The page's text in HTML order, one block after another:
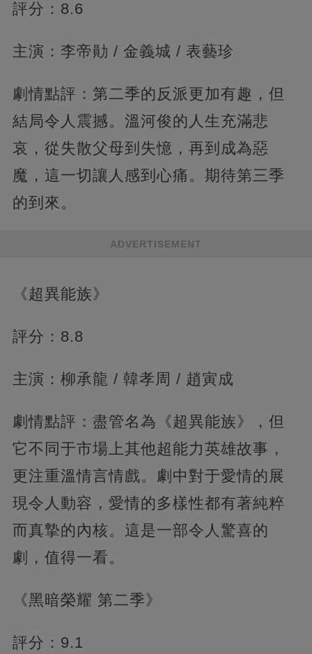
評分：8.6
主演：李帝勛 / 金義城 / 表藝珍
劇情點評：第二季的反派更加有趣，但
結局令人震撼。溫河俊的人生充滿悲
哀，從失散父母到失憶，再到成為惡
魔，這一切讓人感到心痛。期待第三季
的到來。
ADVERTISEMENT
《超異能族》
評分：8.8
主演：柳承龍 / 韓孝周 / 趙寅成
劇情點評：盡管名為《超異能族》，但
它不同于市場上其他超能力英雄故事，
更注重溫情言情戲。劇中對于愛情的展
現令人動容，愛情的多樣性都有著純粹
而真摯的內核。這是一部令人驚喜的
劇，值得一看。
《黑暗榮耀 第二季》
評分：9.1